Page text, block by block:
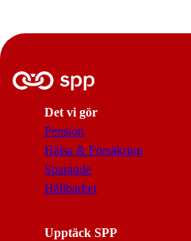
Det vi gör
Pension
Hälsa & Försäkring
Sparande
Hållbarhet
Upptäck SPP